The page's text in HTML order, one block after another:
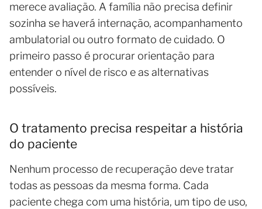
merece avaliação. A família não precisa definir
sozinha se haverá internação, acompanhamento
ambulatorial ou outro formato de cuidado. O
primeiro passo é procurar orientação para
entender o nível de risco e as alternativas
possíveis.
O tratamento precisa respeitar a história
do paciente
Nenhum processo de recuperação deve tratar
todas as pessoas da mesma forma. Cada
paciente chega com uma história, um tipo de uso,